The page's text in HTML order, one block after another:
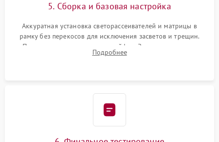
5. Сборка и базовая настройка
Аккуратная установка светорассеивателей и матрицы в
рамку без перекосов для исключения засветов и трещин.
Подключение внутренних шлейфов. Закрытие корпуса.
Сброс настроек и обновление программного обеспечения.
Подробнее